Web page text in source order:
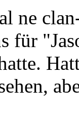
ne
für